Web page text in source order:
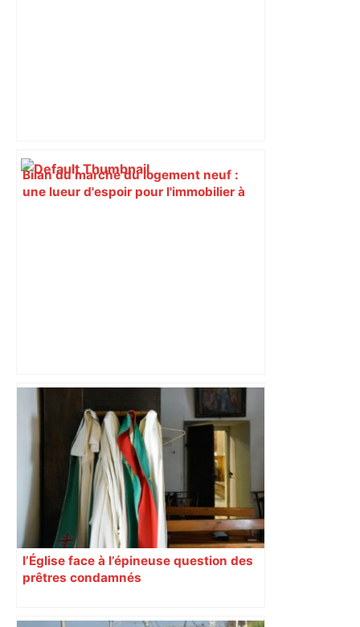
Bilan du marché du logement neuf :
une lueur d'espoir pour l'immobilier à
"C'est la reprise des bouchons et c'est
horrible", plus de 17 km de
ralentissements autour de Toulouse ce
jeudi matin, on vous donne les
secteurs à éviter – ladepeche.fr
l’Église face à l’épineuse question des
prêtres condamnés